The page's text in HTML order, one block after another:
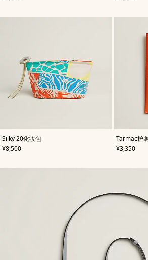
然
Silky 20化妆包
,颜
色:
橙
,
价格
¥8,500
Tarmac护
,颜
色:
橙
,
价格
¥3,350